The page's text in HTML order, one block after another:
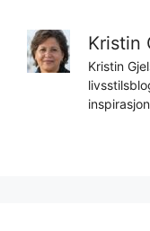
Kristin
Kristin